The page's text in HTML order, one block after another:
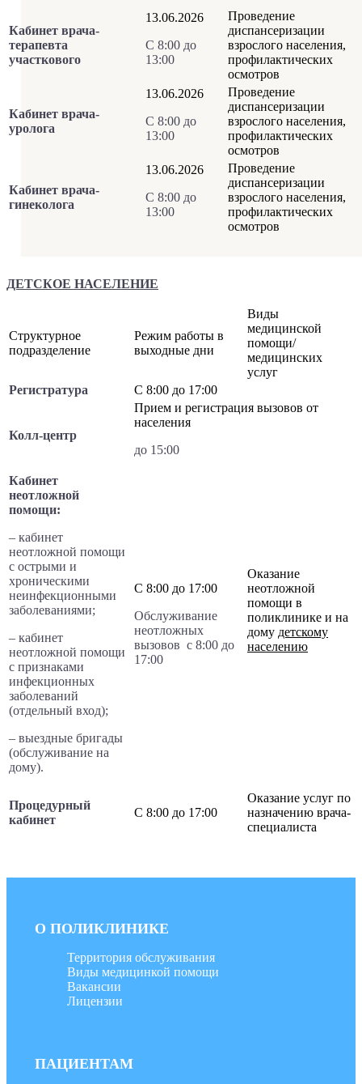
Кабинет врача-
терапевта
участкового
13.06.2026
С 8:00 до
13:00
Проведение
диспансеризации
взрослого населения,
профилактических
осмотров
Кабинет врача-
уролога
13.06.2026
С 8:00 до
13:00
Проведение
диспансеризации
взрослого населения,
профилактических
осмотров
Кабинет врача-
гинеколога
13.06.2026
С 8:00 до
13:00
Проведение
диспансеризации
взрослого населения,
профилактических
осмотров
ДЕТСКОЕ НАСЕЛЕНИЕ
Структурное
подразделение
Режим работы в
выходные дни
Виды
медицинской
помощи/
медицинских
услуг
Регистратура
С 8:00 до 17:00
Колл-центр
Прием и регистрация вызовов от
населения
до 15:00
Кабинет
неотложной
помощи:
– кабинет
неотложной помощи
с острыми и
хроническими
неинфекционными
заболеваниями;
– кабинет
неотложной помощи
с признаками
инфекционных
заболеваний
(отдельный вход);
– выездные бригады
(обслуживание на
дому).
С 8:00 до 17:00
Обслуживание
неотложных
вызовов с 8:00 до
17:00
Оказание
неотложной
помощи в
поликлинике и на
дому детскому
населению
Процедурный
кабинет
С 8:00 до 17:00
Оказание услуг по
назначению врача-
специалиста
О ПОЛИКЛИНИКЕ
Территория обслуживания
Виды медицинкой помощи
Вакансии
Лицензии
ПАЦИЕНТАМ